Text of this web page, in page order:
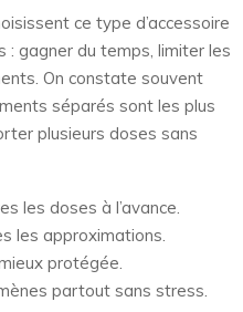
ce type d’accessoire
: gagner du temps, limiter les
On constate souvent
séparés sont les plus
plusieurs doses sans
les doses à l’avance.
les approximations.
protégée.
partout sans stress.